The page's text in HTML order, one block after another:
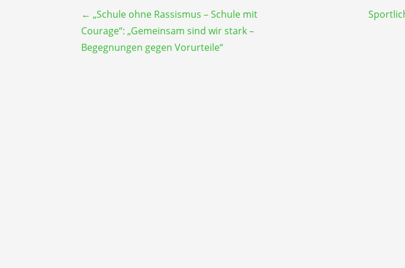
Beitragsnavigation
← „Schule ohne Rassismus – Schule mit
Courage“: „Gemeinsam sind wir stark –
Begegnungen gegen Vorurteile“